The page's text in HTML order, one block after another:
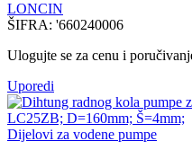
LONCIN
ŠIFRA: '660240006
Ulogujte se za cenu i
Uporedi
Dijelovi za vodene pumpe